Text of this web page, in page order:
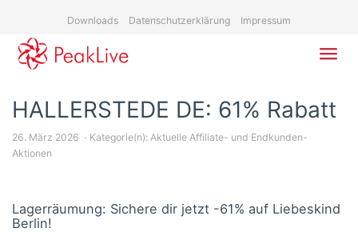
content
Downloads Datenschutzerklärung Impressum
HALLERSTEDE DE: 61% Rabatt
26. März 2026 Kategorie(n): Aktuelle Affiliate- und Endkunden-
Aktionen
Lagerräumung: Sichere dir jetzt -61% auf Liebeskind
Berlin!